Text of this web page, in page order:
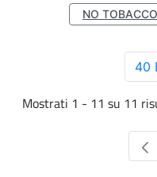
NO
40
Mostrati 1 - 11 su 11